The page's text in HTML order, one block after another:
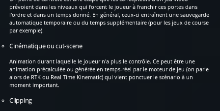
prévoient dans les niveaux qui forcent le joueur à franchir ces portes dans
l'ordre et dans un temps donné. En général, ceux-ci entraînent une sauvegarde
automatique temporaire ou du temps supplémentaire (pour les jeux de course
par exemple).
Cinématique ou cut-scene
Animation durant laquelle le joueur n'a plus le contrôle. Ce peut être une
animation précalculée ou générée en temps-réel par le moteur de jeu (on parle
alors de RTK ou Real Time Kinematic) qui vient ponctuer le scénario à un
moment important.
Clipping